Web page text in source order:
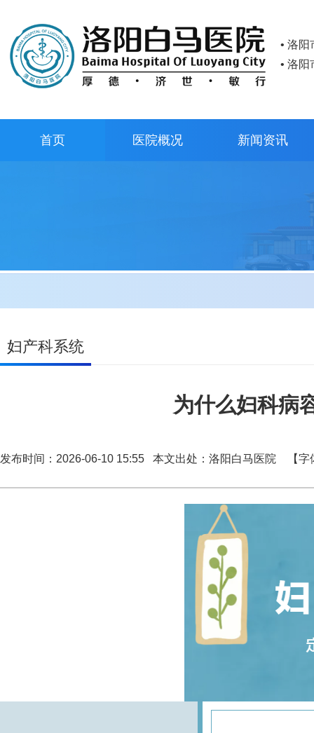
• 洛
• 洛
首页 医院概况 新闻资讯
妇产科系统
为什么妇科病
发布时间：2026-06-10 15:55 本文出处：洛阳白马医院 【